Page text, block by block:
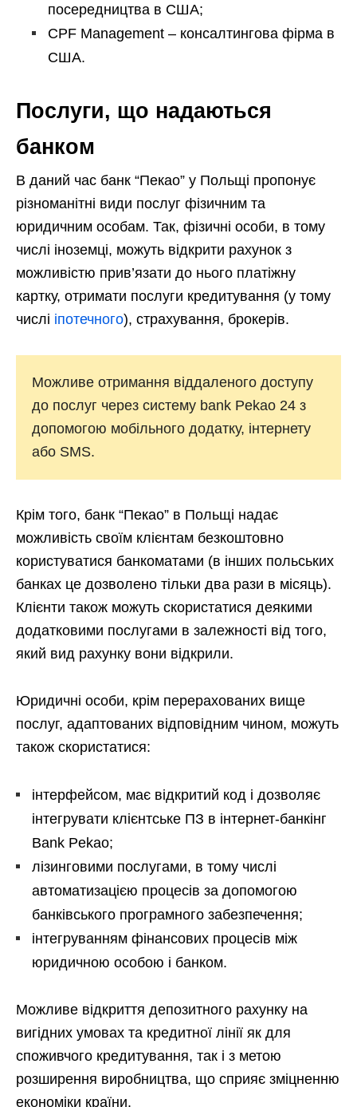
посередництва в США;
CPF Management – консалтингова фірма в
США.
Послуги, що надаються
банком
В даний час банк “Пекао” у Польщі пропонує
різноманітні види послуг фізичним та
юридичним особам. Так, фізичні особи, в тому
числі іноземці, можуть відкрити рахунок з
можливістю прив’язати до нього платіжну
картку, отримати послуги кредитування (у тому
числі іпотечного), страхування, брокерів.
Можливе отримання віддаленого доступу
до послуг через систему bank Pekao 24 з
допомогою мобільного додатку, інтернету
або SMS.
Крім того, банк “Пекао” в Польщі надає
можливість своїм клієнтам безкоштовно
користуватися банкоматами (в інших польських
банках це дозволено тільки два рази в місяць).
Клієнти також можуть скористатися деякими
додатковими послугами в залежності від того,
який вид рахунку вони відкрили.
Юридичні особи, крім перерахованих вище
послуг, адаптованих відповідним чином, можуть
також скористатися:
інтерфейсом, має відкритий код і дозволяє
інтегрувати клієнтське ПЗ в інтернет-банкінг
Bank Pekao;
лізинговими послугами, в тому числі
автоматизацією процесів за допомогою
банківського програмного забезпечення;
інтегруванням фінансових процесів між
юридичною особою і банком.
Можливе відкриття депозитного рахунку на
вигідних умовах та кредитної лінії як для
споживчого кредитування, так і з метою
розширення виробництва, що сприяє зміцненню
економіки країни.